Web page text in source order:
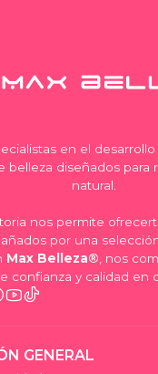
en el
belleza diseñados para
natural.
nos permite
por una
Max Belleza® , nos
confianza y calidad en
GENERAL